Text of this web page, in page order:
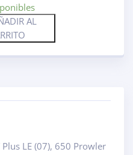
AL
Plus LE (07), 650 Prowler